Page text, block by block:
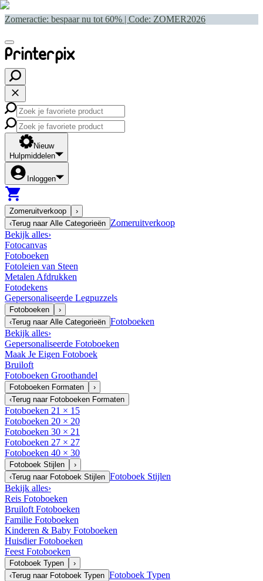
Zomeractie: bespaar nu tot 60% | Code: ZOMER2026
Nieuw
Hulpmiddelen
Inloggen
Zomeruitverkoop
›
‹Terug naar Alle Categorieën Zomeruitverkoop
Bekijk alles›
Fotocanvas
Fotoboeken
Fotoleien van Steen
Metalen Afdrukken
Fotodekens
Gepersonaliseerde Legpuzzels
Fotoboeken
›
‹Terug naar Alle Categorieën Fotoboeken
Bekijk alles›
Gepersonaliseerde Fotoboeken
Maak Je Eigen Fotoboek
Bruiloft
Fotoboeken Groothandel
Fotoboeken Formaten
›
‹Terug naar Fotoboeken Formaten
Fotoboeken 21 × 15
Fotoboeken 20 × 20
Fotoboeken 30 × 21
Fotoboeken 27 × 27
Fotoboeken 40 × 30
Fotoboek Stijlen
›
‹Terug naar Fotoboek Stijlen Fotoboek Stijlen
Bekijk alles›
Reis Fotoboeken
Bruiloft Fotoboeken
Familie Fotoboeken
Kinderen & Baby Fotoboeken
Huisdier Fotoboeken
Feest Fotoboeken
Fotoboek Typen
›
‹Terug naar Fotoboek Typen Fotoboek Typen